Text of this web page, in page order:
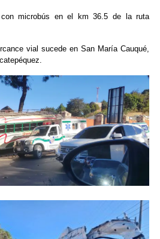
con microbús en el km 36.5 de la ruta
vial sucede en San María Cauqué,